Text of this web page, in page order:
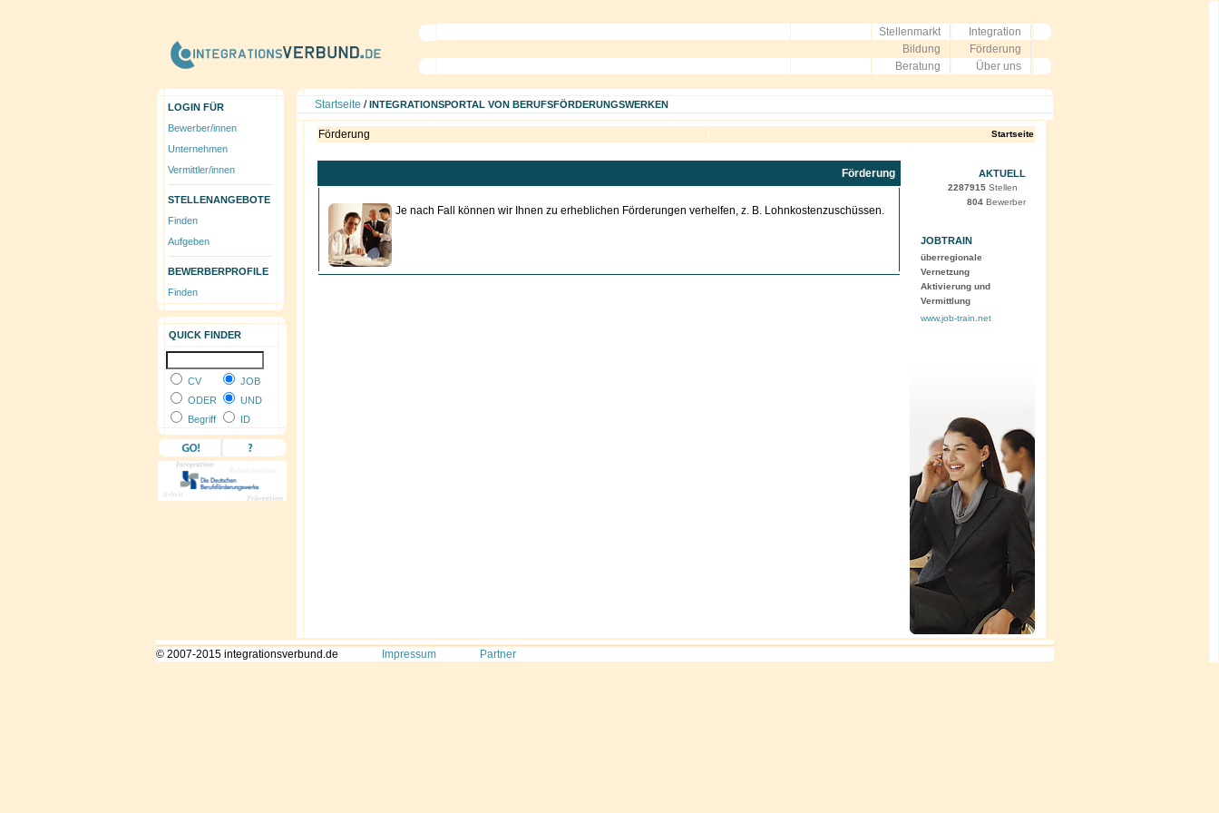
Stellenmarkt
Integration
Bildung
Förderung
Beratung
Über uns
LOGIN FÜR
Bewerber/innen
Unternehmen
Vermittler/innen
STELLENANGEBOTE
Finden
Aufgeben
BEWERBERPROFILE
Finden
QUICK FINDER
CV
JOB
ODER
UND
Begriff
ID
Startseite /INTEGRATIONSPORTAL VON BERUFSFÖRDERUNGSWERKEN
Förderung Startseite
Förderung
Je nach Fall können wir Ihnen zu erheblichen Förderungen verhelfen, z. B. Lohnkostenzuschüssen.
AKTUELL
2287915Stellen
804Bewerber
JOBTRAIN
überregionale
Vernetzung
Aktivierung und
Vermittlung
www.job-train.net
© 2007-2015 integrationsverbund.de Impressum Partner